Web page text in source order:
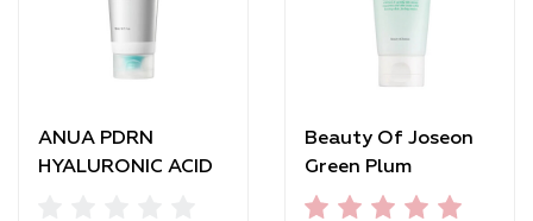
ANUA PDRN
HYALURONIC ACID
Beauty Of Joseon
Green Plum
Refreshing Cleanser